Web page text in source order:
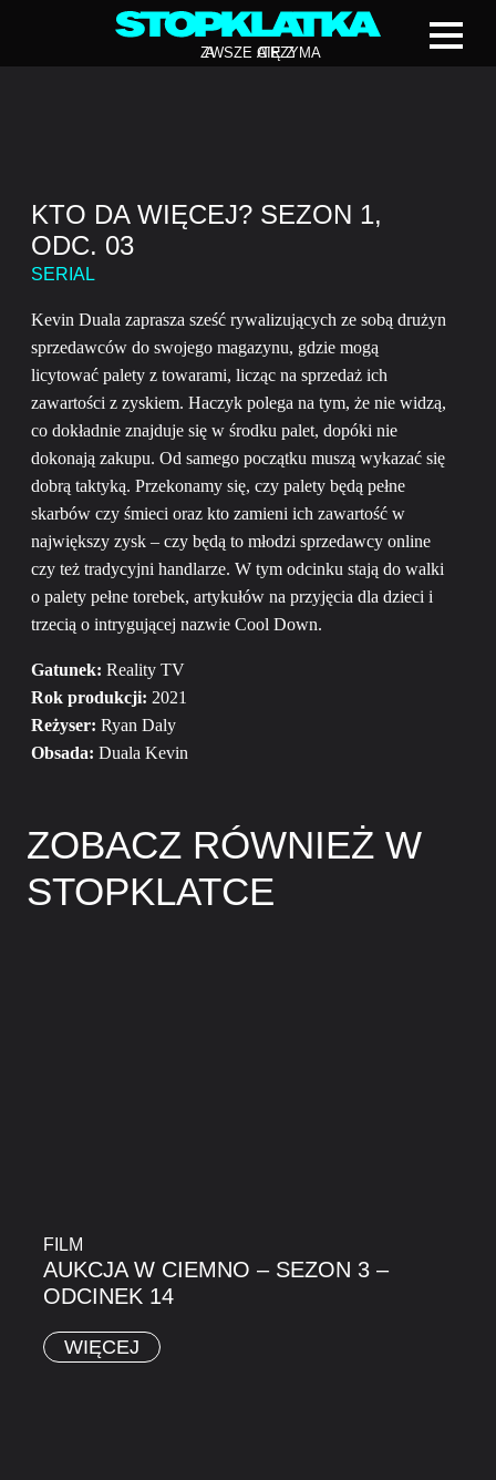
ZAWSZE CIĘ Z
ATRZYMA
KTO DA WIĘCEJ? SEZON 1,
ODC. 03
SERIAL
Kevin Duala zaprasza sześć rywalizujących ze sobą drużyn
sprzedawców do swojego magazynu, gdzie mogą
licytować palety z towarami, licząc na sprzedaż ich
zawartości z zyskiem. Haczyk polega na tym, że nie widzą,
co dokładnie znajduje się w środku palet, dopóki nie
dokonają zakupu. Od samego początku muszą wykazać się
dobrą taktyką. Przekonamy się, czy palety będą pełne
skarbów czy śmieci oraz kto zamieni ich zawartość w
największy zysk – czy będą to młodzi sprzedawcy online
czy też tradycyjni handlarze. W tym odcinku stają do walki
o palety pełne torebek, artykułów na przyjęcia dla dzieci i
trzecią o intrygującej nazwie Cool Down.
Gatunek: Reality TV
Rok produkcji: 2021
Reżyser: Ryan Daly
Obsada: Duala Kevin
ZOBACZ RÓWNIEŻ W
STOPKLATCE
FILM
AUKCJA W CIEMNO – SEZON 3 –
ODCINEK 14
WIĘCEJ